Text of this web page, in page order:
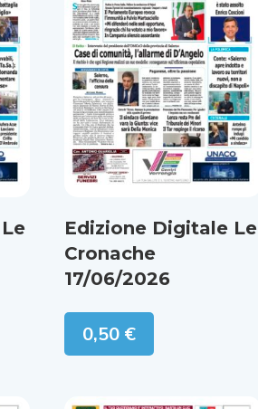
Edizione Digitale Le
Cronache
17/06/2026
0,50 €